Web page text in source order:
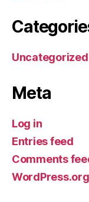
Uncategorized
Meta
Log in
Entries feed
Comments
WordPress.org